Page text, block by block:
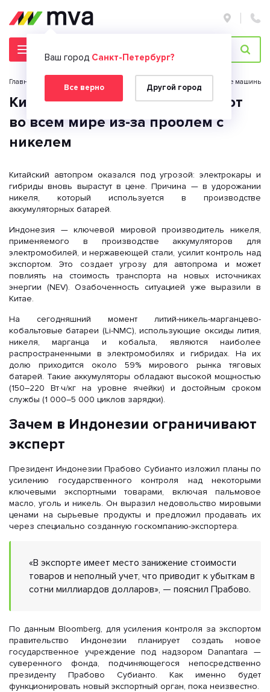
Ваш город Санкт-Петербург?
Все верно Другой город
Главная страница Китайские машины
Китайские машины подорожают
во всем мире из-за проблем с
никелем
Китайский автопром оказался под угрозой: электрокары и
гибриды вновь вырастут в цене. Причина — в удорожании
никеля, который используется в производстве
аккумуляторных батарей.
Индонезия — ключевой мировой производитель никеля,
применяемого в производстве аккумуляторов для
электромобилей, и нержавеющей стали, усилит контроль над
экспортом. Это создает угрозу для автопрома и может
повлиять на стоимость транспорта на новых источниках
энергии (NEV). Озабоченность ситуацией уже выразили в
Китае.
На сегодняшний момент литий-никель-марганцево-
кобальтовые батареи (Li-NMC), использующие оксиды лития,
никеля, марганца и кобальта, являются наиболее
распространенными в электромобилях и гибридах. На их
долю приходится около 59% мирового рынка тяговых
батарей. Такие аккумуляторы обладают высокой мощностью
(150–220 Вт·ч/кг на уровне ячейки) и достойным сроком
службы (1 000–5 000 циклов зарядки).
Зачем в Индонезии ограничивают
эксперт
Президент Индонезии Прабово Субианто изложил планы по
усилению государственного контроля над некоторыми
ключевыми экспортными товарами, включая пальмовое
масло, уголь и никель. Он выразил недовольство мировыми
ценами на сырьевые продукты и предложил продавать их
через специально созданную госкомпанию-экспортера.
«В экспорте имеет место занижение стоимости
товаров и неполный учет, что приводит к убыткам в
сотни миллиардов долларов», — пояснил Прабово.
По данным Bloomberg, для усиления контроля за экспортом
правительство Индонезии планирует создать новое
государственное учреждение под надзором Danantara —
суверенного фонда, подчиняющегося непосредственно
президенту Прабово Субианто. Как именно будет
функционировать новый экспортный орган, пока неизвестно.